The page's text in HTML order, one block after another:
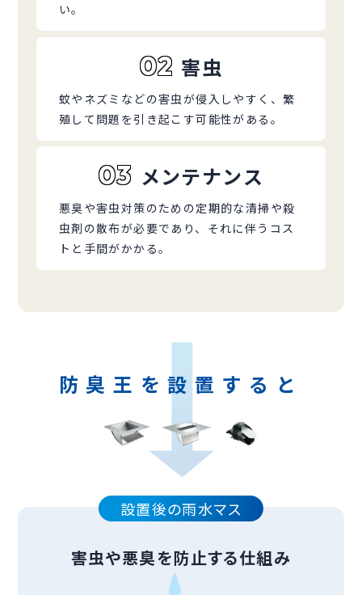
い。
02 害虫
蚊やネズミなどの害虫が侵入しやすく、繁
殖して問題を引き起こす可能性がある。
03 メンテナンス
悪臭や害虫対策のための定期的な清掃や殺
虫剤の散布が必要であり、それに伴うコス
トと手間がかかる。
防臭王を設置すると
設置後の雨水マス
害虫や悪臭を防止する仕組み